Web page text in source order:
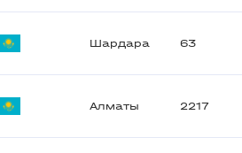
Шардара 63
Алматы 2217